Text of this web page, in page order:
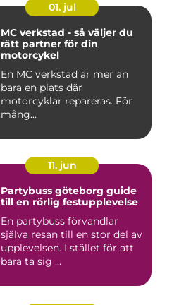
01. jul
MC verkstad - så väljer du
rätt partner för din
motorcykel
En MC verkstad är mer än
bara en plats där
motorcyklar repareras. För
mång...
11. jun
Partybuss göteborg guide
till en rörlig festupplevelse
En partybuss förvandlar
själva resan till en stor del av
upplevelsen. I stället för att
bara ta sig ...